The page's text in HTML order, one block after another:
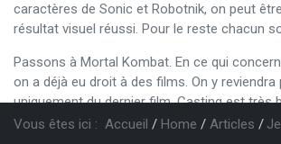
caractères de Sonic et Robotnik, on peut
résultat visuel réussi. Pour le reste chacun
Passons à Mortal Kombat. En ce qui
on a déjà eu droit à des films. On y reviendra
uniquement du dernier film. Casting est très
scénario respecte ce que représente la
Vous êtes ici : Accueil Home Articles